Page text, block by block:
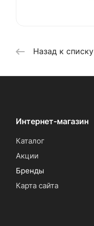
Назад к списку
Интернет-магазин
Каталог
Акции
Бренды
Карта сайта